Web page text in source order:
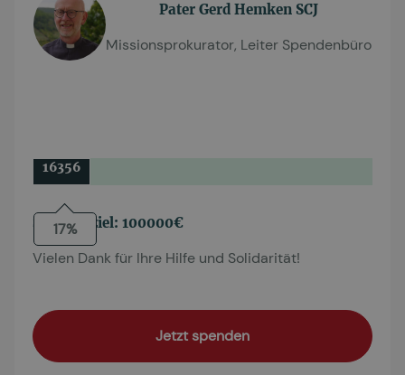
Pater Gerd Hemken SCJ
Missionsprokurator, Leiter Spendenbüro
16356
17%
Spendenziel: 100000€
Vielen Dank für Ihre Hilfe und Solidarität!
Jetzt spenden